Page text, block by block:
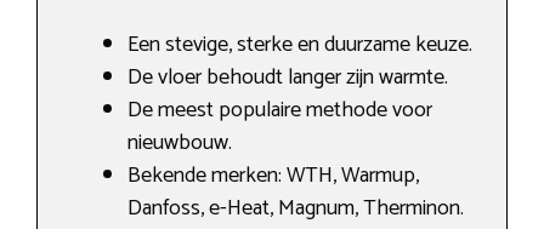
Een stevige, sterke en duurzame keuze.
De vloer behoudt langer zijn warmte.
De meest populaire methode voor
nieuwbouw.
Bekende merken: WTH, Warmup,
Danfoss, e-Heat, Magnum, Therminon.